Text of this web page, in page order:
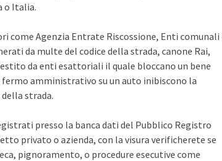
o Italia.
come Agenzia Entrate Riscossione, Enti comunali
da multe del codice della strada, canone Rai,
da enti esattoriali il quale bloccano un bene
amministrativo su un auto inibiscono la
strada.
presso la banca dati del Pubblico Registro
privato o azienda, con la visura verificherete se
pignoramento, o procedure esecutive come